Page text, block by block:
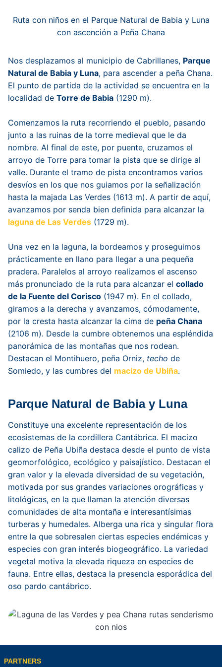
Ruta con niños en el Parque Natural de Babia y Luna
con ascención a Peña Chana
Nos desplazamos al municipio de Cabrillanes, Parque
Natural de Babia y Luna, para ascender a peña Chana.
El punto de partida de la actividad se encuentra en la
localidad de Torre de Babia (1290 m).
Comenzamos la ruta recorriendo el pueblo, pasando
junto a las ruinas de la torre medieval que le da
nombre. Al final de este, por puente, cruzamos el
arroyo de Torre para tomar la pista que se dirige al
valle. Durante el tramo de pista encontramos varios
desvíos en los que nos guiamos por la señalización
hasta la majada Las Verdes (1613 m). A partir de aquí,
avanzamos por senda bien definida para alcanzar la
laguna de Las Verdes (1729 m).
Una vez en la laguna, la bordeamos y proseguimos
prácticamente en llano para llegar a una pequeña
pradera. Paralelos al arroyo realizamos el ascenso
más pronunciado de la ruta para alcanzar el collado
de la Fuente del Corisco (1947 m). En el collado,
giramos a la derecha y avanzamos, cómodamente,
por la cresta hasta alcanzar la cima de peña Chana
(2106 m). Desde la cumbre obtenemos una espléndida
panorámica de las montañas que nos rodean.
Destacan el Montihuero, peña Orniz, techo de
Somiedo, y las cumbres del macizo de Ubiña.
Parque Natural de Babia y Luna
Constituye una excelente representación de los
ecosistemas de la cordillera Cantábrica. El macizo
calizo de Peña Ubiña destaca desde el punto de vista
geomorfológico, ecológico y paisajístico. Destacan el
gran valor y la elevada diversidad de su vegetación,
motivada por sus grandes variaciones orográficas y
litológicas, en la que llaman la atención diversas
comunidades de alta montaña e interesantísimas
turberas y humedales. Alberga una rica y singular flora
entre la que sobresalen ciertas especies endémicas y
especies con gran interés biogeográfico. La variedad
vegetal motiva la elevada riqueza en especies de
fauna. Entre ellas, destaca la presencia esporádica del
oso pardo cantábrico.
PARTNERS